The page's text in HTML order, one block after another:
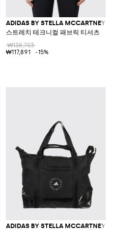
ADIDAS BY STELLA MCCARTNEY
스트레치 테크니컬 패브릭 티셔츠
₩138,703
₩117,891
-15%
ADIDAS BY STELLA MCCARTNEY